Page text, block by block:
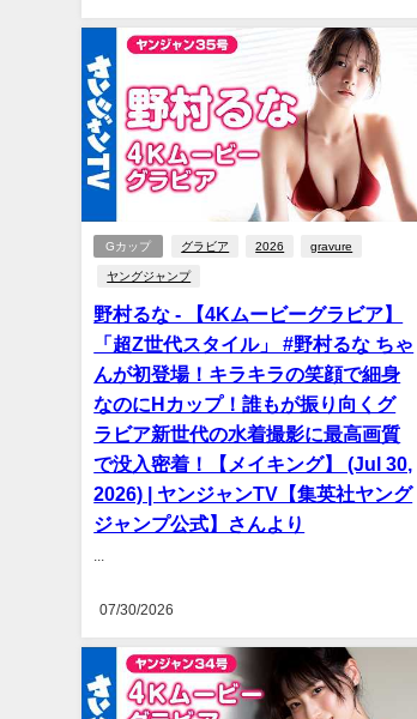
Gカップ グラビア 2026 gravure
ヤングジャンプ
野村るな - 【4Kムービーグラビア】
「超Z世代スタイル」 #野村るな ちゃ
んが初登場！キラキラの笑顔で細身
なのにHカップ！誰もが振り向くグ
ラビア新世代の水着撮影に最高画質
で没入密着！【メイキング】 (Jul 30,
2026) | ヤンジャンTV【集英社ヤング
ジャンプ公式】さんより
07/30/2026